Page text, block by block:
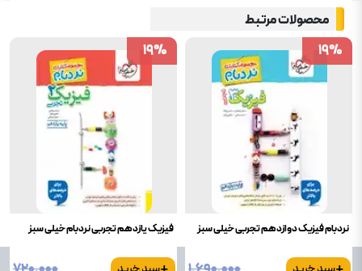
محصولات مرتبط
نردبام فیزیک دوازدهم تجربی خیلی سبز
19%
19%
فیزیک یازدهم تجربی نردبام خیلی سبز
19%
19%